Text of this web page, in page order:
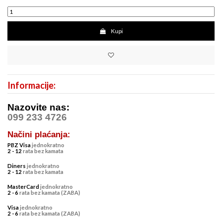
Kupi
Informacije:
Nazovite nas:
099 233 4726
Načini plaćanja:
PBZ Visajednokratno
2 - 12 rata bez kamata
Diners jednokratno
2 - 12 rata bez kamata
MasterCardjednokratno
2 - 6 rata bez kamata (ZABA)
Visajednokratno
2 - 6 rata bez kamata (ZABA)